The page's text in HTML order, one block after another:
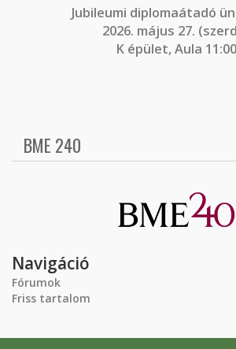
Jubileumi diplomaátadó
2026. május 27.
K épület, Aula 11:00
BME 240
Navigáció
Fórumok
Friss tartalom